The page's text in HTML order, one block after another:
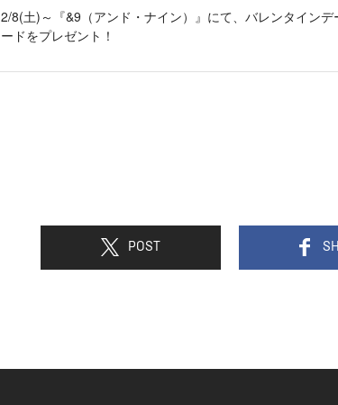
2/8(土)～『&9（アンド・ナイン）』にて、バレンタイン
ードをプレゼント！
POST